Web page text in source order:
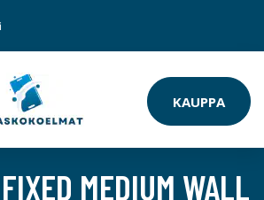
KAUPPA
MEDIUM WALL